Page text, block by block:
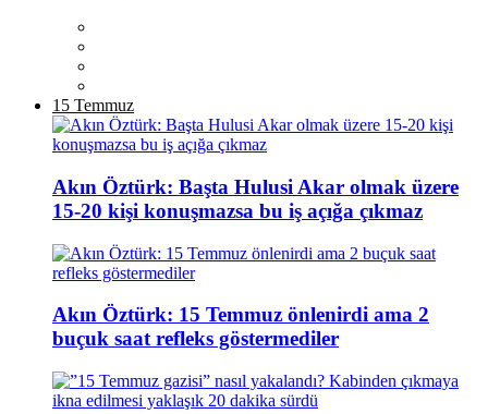
15 Temmuz
Akın Öztürk: Başta Hulusi Akar olmak üzere
15-20 kişi konuşmazsa bu iş açığa çıkmaz
Akın Öztürk: 15 Temmuz önlenirdi ama 2
buçuk saat refleks göstermediler